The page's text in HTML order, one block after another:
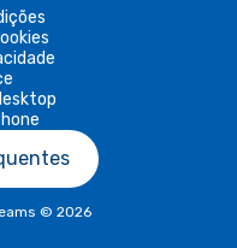
© 2026